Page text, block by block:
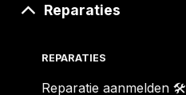
Reparaties
REPARATIES
Reparatie aanmelden 🛠️